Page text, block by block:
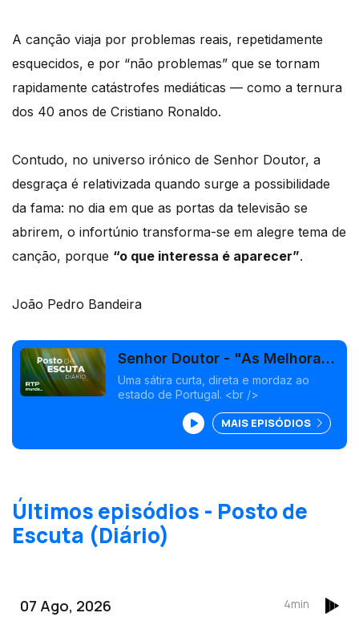
A canção viaja por problemas reais, repetidamente
esquecidos, e por “não problemas” que se tornam
rapidamente catástrofes mediáticas — como a ternura
dos 40 anos de Cristiano Ronaldo.
Contudo, no universo irónico de Senhor Doutor, a
desgraça é relativizada quando surge a possibilidade
da fama: no dia em que as portas da televisão se
abrirem, o infortúnio transforma-se em alegre tema de
canção, porque “o que interessa é aparecer”.
João Pedro Bandeira
Senhor Doutor - "As Melhoras
Ao País"
Uma sátira curta, direta e mordaz ao
estado de Portugal. <br />
MAIS EPISÓDIOS
Últimos episódios - Posto de
Escuta (Diário)
07 Ago, 2026
4min